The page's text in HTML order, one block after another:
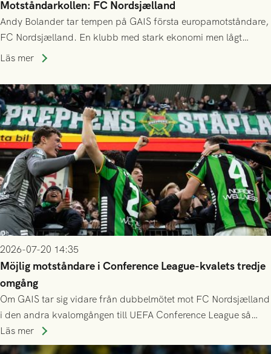
Motståndarkollen: FC Nordsjælland
Andy Bolander tar tempen på GAIS första europamotståndare,
FC Nordsjælland. En klubb med stark ekonomi men lågt
publiksnitt, ett lag med både kollektiv styrka och individuell
Läs mer
2026-07-20 14:35
Möjlig motståndare i Conference League-kvalets tredje
omgång
Om GAIS tar sig vidare från dubbelmötet mot FC Nordsjælland
i den andra kvalomgången till UEFA Conference League så
spelas den tredje kvalomgången kort därpå. Motståndare blir
då vinnaren i mötet mellan isländska Valur och HŠK Zrinjski
Läs mer